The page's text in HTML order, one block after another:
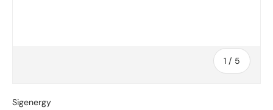
1 / av
5
Sigenergy